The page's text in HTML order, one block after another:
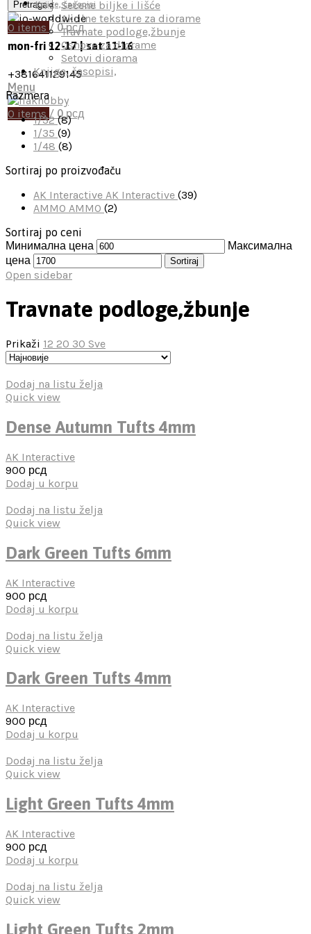
Pretraga
mon-fri 12-17 | sat 11-16
+381641129145
Menu
0 items / 0 рсд
Knjige, časopisi
0 items / 0рсд
Sečene biljke i lišće
Akrilne teksture za diorame
Travnate podloge,žbunje
Osnove za diorame
Setovi diorama
Knjige, časopisi,
Razmera
1/32(8)
1/35 (9)
1/48 (8)
Sortiraj po proizvođaču
AK Interactive AK Interactive (39)
AMMO AMMO (2)
Sortiraj po ceni
Минимална цена
Максимална
цена
Sortiraj
Open sidebar
Travnate podloge,žbunje
Prikaži 12 20 30 Sve
Dodaj na listu želja
Quick view
Dense Autumn Tufts 4mm
AK Interactive
900 рсд
Dodaj u korpu
Dodaj na listu želja
Quick view
Dark Green Tufts 6mm
AK Interactive
900 рсд
Dodaj u korpu
Dodaj na listu želja
Quick view
Dark Green Tufts 4mm
AK Interactive
900 рсд
Dodaj u korpu
Dodaj na listu želja
Quick view
Light Green Tufts 4mm
AK Interactive
900 рсд
Dodaj u korpu
Dodaj na listu želja
Quick view
Light Green Tufts 2mm